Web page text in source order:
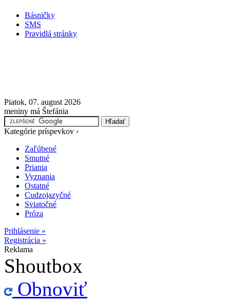
Básničky
SMS
Pravidlá stránky
Piatok, 07. august 2026
meniny má Štefánia
Kategórie príspevkov ›
Zaľúbené
Smutné
Priania
Vyznania
Ostatné
Cudzojazyčné
Sviatočné
Próza
Prihlásenie »
Registrácia »
Reklama
Shoutbox
Obnoviť